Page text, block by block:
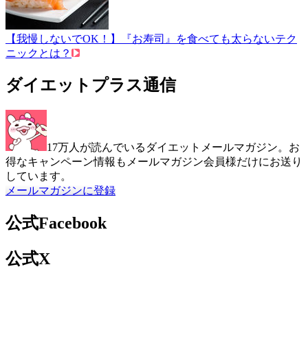
【我慢しないでOK！】『お寿司』を食べても太らないテク
ニックとは？
ダイエットプラス通信
17万人が読んでいるダイエットメールマガジン。お
得なキャンペーン情報もメールマガジン会員様だけにお送り
しています。
メールマガジンに登録
公式Facebook
公式X